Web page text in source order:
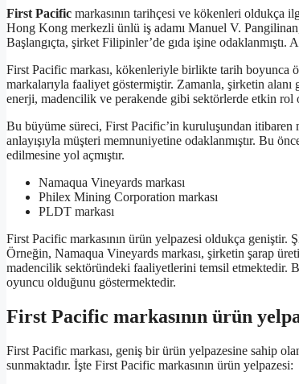
First Pacific markasının tarihçesi ve kökenleri oldukça
Hong Kong merkezli ünlü iş adamı Manuel V.
Başlangıçta, şirket Filipinler’de gıda işine odaklanmıştı.
First Pacific markası, kökenleriyle birlikte tarih boyunca
markalarıyla faaliyet göstermiştir. Zamanla, şirketin
enerji, madencilik ve perakende gibi sektörlerde etkin rol
Bu büyüme süreci, First Pacific’in kuruluşundan itibaren
anlayışıyla müşteri memnuniyetine odaklanmıştır. Bu
edilmesine yol açmıştır.
Namaqua Vineyards markası
Philex Mining Corporation markası
PLDT markası
First Pacific markasının ürün yelpazesi oldukça geniştir.
Örneğin, Namaqua Vineyards markası, şirketin şarap
madencilik sektöründeki faaliyetlerini temsil etmektedir.
oyuncu olduğunu göstermektedir.
First Pacific markasının ürün
First Pacific markası, geniş bir ürün yelpazesine sahip
sunmaktadır. İşte First Pacific markasının ürün yelpazesi: